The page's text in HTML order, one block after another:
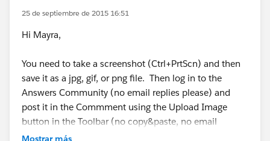
25 de septiembre de 2015 16:51
Hi Mayra,
You need to take a screenshot (Ctrl+PrtScn) and then
save it as a jpg, gif, or png file. Then log in to the
Answers Community (no email replies please) and
post it in the Commment using the Upload Image
button in the Toolbar (no copy&paste, no email
replies, or attachments).
Mostrar más